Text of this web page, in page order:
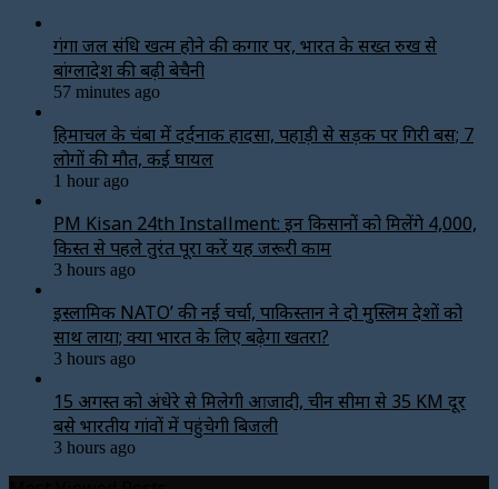
गंगा जल संधि खत्म होने की कगार पर, भारत के सख्त रुख से
बांग्लादेश की बढ़ी बेचैनी
57 minutes ago
हिमाचल के चंबा में दर्दनाक हादसा, पहाड़ी से सड़क पर गिरी बस; 7
लोगों की मौत, कई घायल
1 hour ago
PM Kisan 24th Installment: इन किसानों को मिलेंगे ₹4,000,
किस्त से पहले तुरंत पूरा करें यह जरूरी काम
3 hours ago
इस्लामिक NATO’ की नई चर्चा, पाकिस्तान ने दो मुस्लिम देशों को
साथ लाया; क्या भारत के लिए बढ़ेगा खतरा?
3 hours ago
15 अगस्त को अंधेरे से मिलेगी आजादी, चीन सीमा से 35 KM दूर
बसे भारतीय गांवों में पहुंचेगी बिजली
3 hours ago